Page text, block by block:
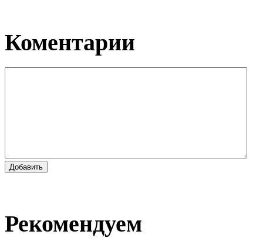
Коментарии
Добавить
Рекомендуем